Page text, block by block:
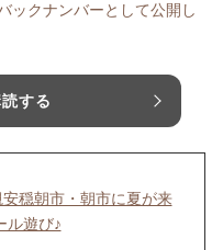
ックナンバーとして公開し
する
穏朝市・朝市に夏が来
ル遊び♪